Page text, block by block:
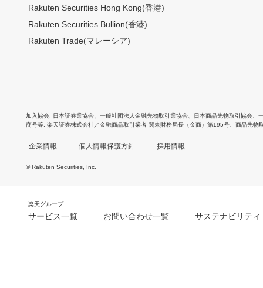
Rakuten Securities Hong Kong(香港)
Rakuten Securities Bullion(香港)
Rakuten Trade(マレーシア)
加入協会 日本証券業協会 一般社団法人金融先物取引業協会 日本商品先物取引協会
商号等 楽天証券株式会社／金融商品取引業者 関東財務局長（金商）第195号、商品先物
企業情報 個人情報保護方針 採用情報
© Rakuten Securities, Inc.
楽天グループ
サービス一覧 お問い合わせ一覧 サステナビリティ